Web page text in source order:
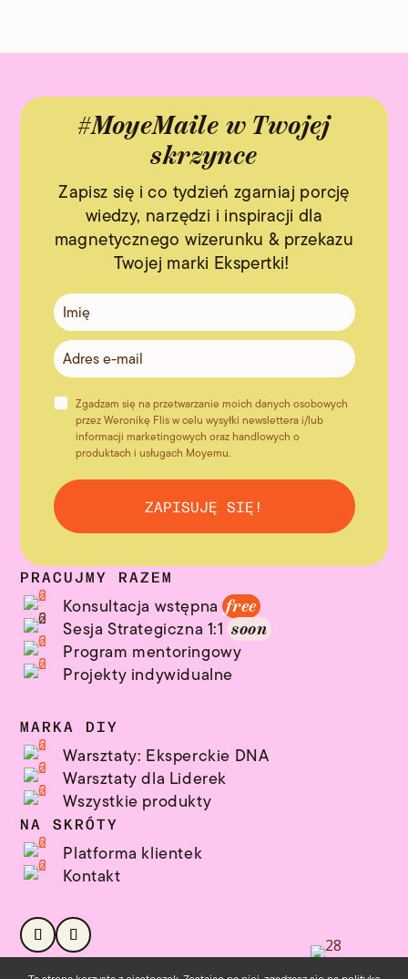
#MoyeMaile w Twojej
skrzynce
Zapisz się i co tydzień zgarniaj porcję
wiedzy, narzędzi i inspiracji dla
magnetycznego wizerunku & przekazu
Twojej marki Ekspertki!
Zgadzam się na przetwarzanie moich danych osobowych
przez Weronikę Flis w celu wysyłki newslettera i/lub
informacji marketingowych oraz handlowych o
produktach i usługach Moyemu.
ZAPISUJĘ SIĘ!
PRACUJMY RAZEM
Konsultacja wstępnafree
Sesja Strategiczna 1:1soon
Program mentoringowy
Projekty indywidualne
MARKA DIY
Warsztaty: Eksperckie DNA
Warsztaty dla Liderek
Wszystkie produkty
NA SKRÓTY
Platforma klientek
Kontakt